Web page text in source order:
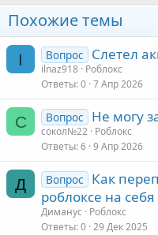
Похожие темы
I Вопрос Слетел
ilnaz918 Роблокс
Ответы 0 7 Апр 2026
С Вопрос Не могу
сокол№22 Роблокс
Ответы 6 9 Апр 2026
Д Вопрос
Как
роблоксе на себя
Диманус
Роблокс
Ответы 0 29 Дек 2025